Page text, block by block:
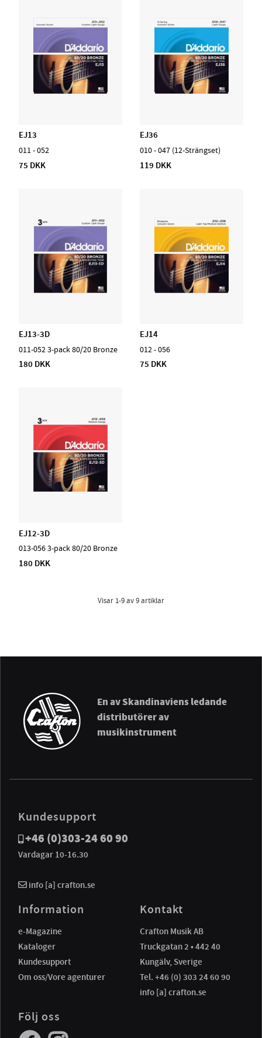
EJ13
011 - 052
75 DKK
EJ36
010 - 047 (12-Strängset)
119 DKK
EJ13-3D
011-052 3-pack 80/20 Bronze
180 DKK
EJ14
012 - 056
75 DKK
EJ12-3D
013-056 3-pack 80/20 Bronze
180 DKK
Visar 1-9av9artiklar
En av Skandinaviens ledande
distributörer av
musikinstrument
Kundesupport
+46 (0)303-24 60 90
Vardagar 10-16.30
info [a] crafton.se
Information
e-Magazine
Kataloger
Kundesupport
Om oss/Vore agenturer
Kontakt
Crafton Musik AB
Truckgatan 2 • 442 40
Kungälv, Sverige
Tel. +46 (0) 303 24 60 90
info [a] crafton.se
Följ oss